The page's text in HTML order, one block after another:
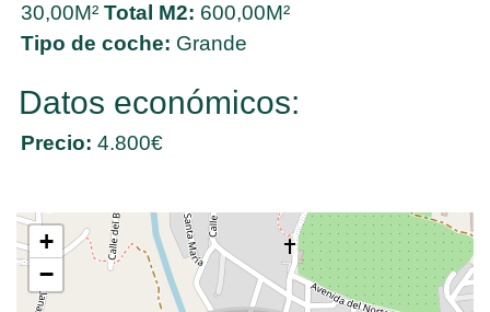
30,00M²Total M2: 600,00M²
Tipo de coche: Grande
Datos económicos:
Precio: 4.800€
+
−